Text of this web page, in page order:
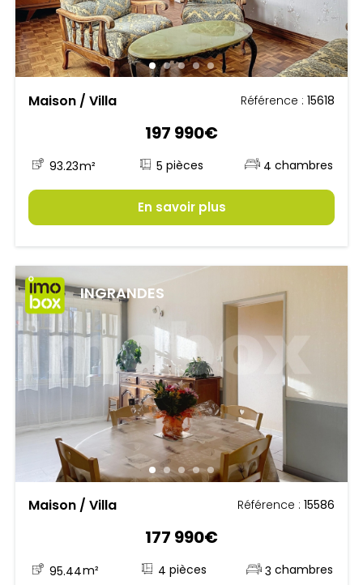
Maison / Villa Référence : 15618
197 990€
93.23m² 5 4
En savoir plus
INGRANDES
Maison / Villa Référence : 15586
177 990€
95.44m² 4 3